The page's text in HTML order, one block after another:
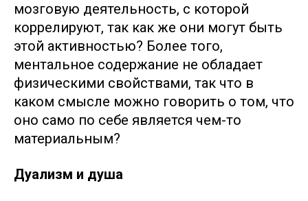
мозговую деятельность, с которой
коррелируют, так как же они могут быть
этой активностью? Более того,
ментальное содержание не обладает
физическими свойствами, так что в
каком смысле можно говорить о том, что
оно само по себе является чем-то
материальным?
Дуализм и душа